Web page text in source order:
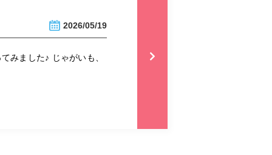
2026/05/19
みました♪ じゃがいも、